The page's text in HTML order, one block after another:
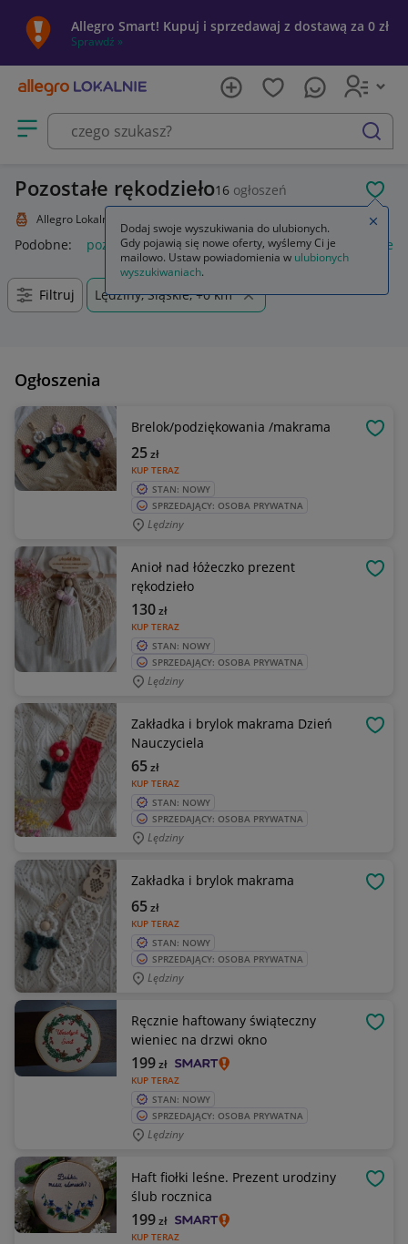
Allegro Smart! Kupuj i sprzedawaj z dostawą za 0 zł
Sprawdź »
Otwórz menu z kategoriami
szukaj
Pozostałe rękodzieło16 ogłoszeń
Allegro Lokalnie
Podobne: pozostałe łóżka pozostałe pozostałe miasta i
Filtruj Lędziny, Śląskie, +0 km
Ogłoszenia
Brelok/podziękowania /makrama
KUP TERAZ
25zł
STAN: NOWY
SPRZEDAJĄCY: OSOBA PRYWATNA
Lędziny
Anioł nad łóżeczko prezent
rękodzieło
KUP TERAZ
130zł
STAN: NOWY
SPRZEDAJĄCY: OSOBA PRYWATNA
Lędziny
Zakładka i brylok makrama Dzień
Nauczyciela
KUP TERAZ
65zł
STAN: NOWY
SPRZEDAJĄCY: OSOBA PRYWATNA
Lędziny
Zakładka i brylok makrama
KUP TERAZ
65zł
STAN: NOWY
SPRZEDAJĄCY: OSOBA PRYWATNA
Lędziny
Ręcznie haftowany świąteczny
wieniec na drzwi okno
KUP TERAZ
199zł
STAN: NOWY
SPRZEDAJĄCY: OSOBA PRYWATNA
Lędziny
Haft fiołki leśne. Prezent urodziny
ślub rocznica
KUP TERAZ
199zł
Dodaj swoje wyszukiwania do ulubionych.
Gdy pojawią się nowe oferty, wyślemy Ci je
mailowo. Ustaw powiadomienia w ulubionych
wyszukiwaniach.